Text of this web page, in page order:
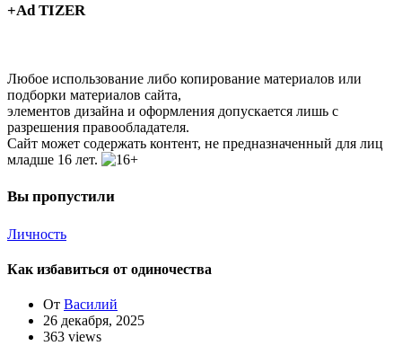
+Ad TIZER
Любое использование либо копирование материалов или
подборки материалов сайта,
элементов дизайна и оформления допускается лишь с
разрешения правообладателя.
Сайт может содержать контент, не предназначенный для лиц
младше 16 лет.
Вы пропустили
Личность
Как избавиться от одиночества
От Василий
26 декабря, 2025
363 views